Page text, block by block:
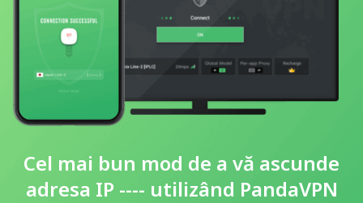
Cel mai bun mod de a vă ascunde
adresa IP ---- utilizând PandaVPN